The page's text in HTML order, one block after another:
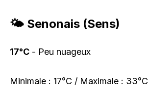
🌤️ Senonais (Sens)
17°C - Peu nuageux
Minimale : 17°C / Maximale : 33°C